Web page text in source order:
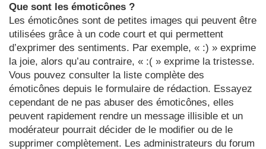
Que sont les émoticônes ?
Les émoticônes sont de petites images qui peuvent être
utilisées grâce à un code court et qui permettent
d’exprimer des sentiments. Par exemple, « :) » exprime
la joie, alors qu’au contraire, « :( » exprime la tristesse.
Vous pouvez consulter la liste complète des
émoticônes depuis le formulaire de rédaction. Essayez
cependant de ne pas abuser des émoticônes, elles
peuvent rapidement rendre un message illisible et un
modérateur pourrait décider de le modifier ou de le
supprimer complètement. Les administrateurs du forum